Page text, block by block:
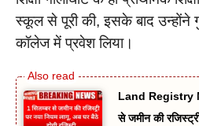
स्कूल से पूरी की, इसके बाद उन्होंने
कॉलेज में प्रवेश लिया।
Land Registry
से जमीन की